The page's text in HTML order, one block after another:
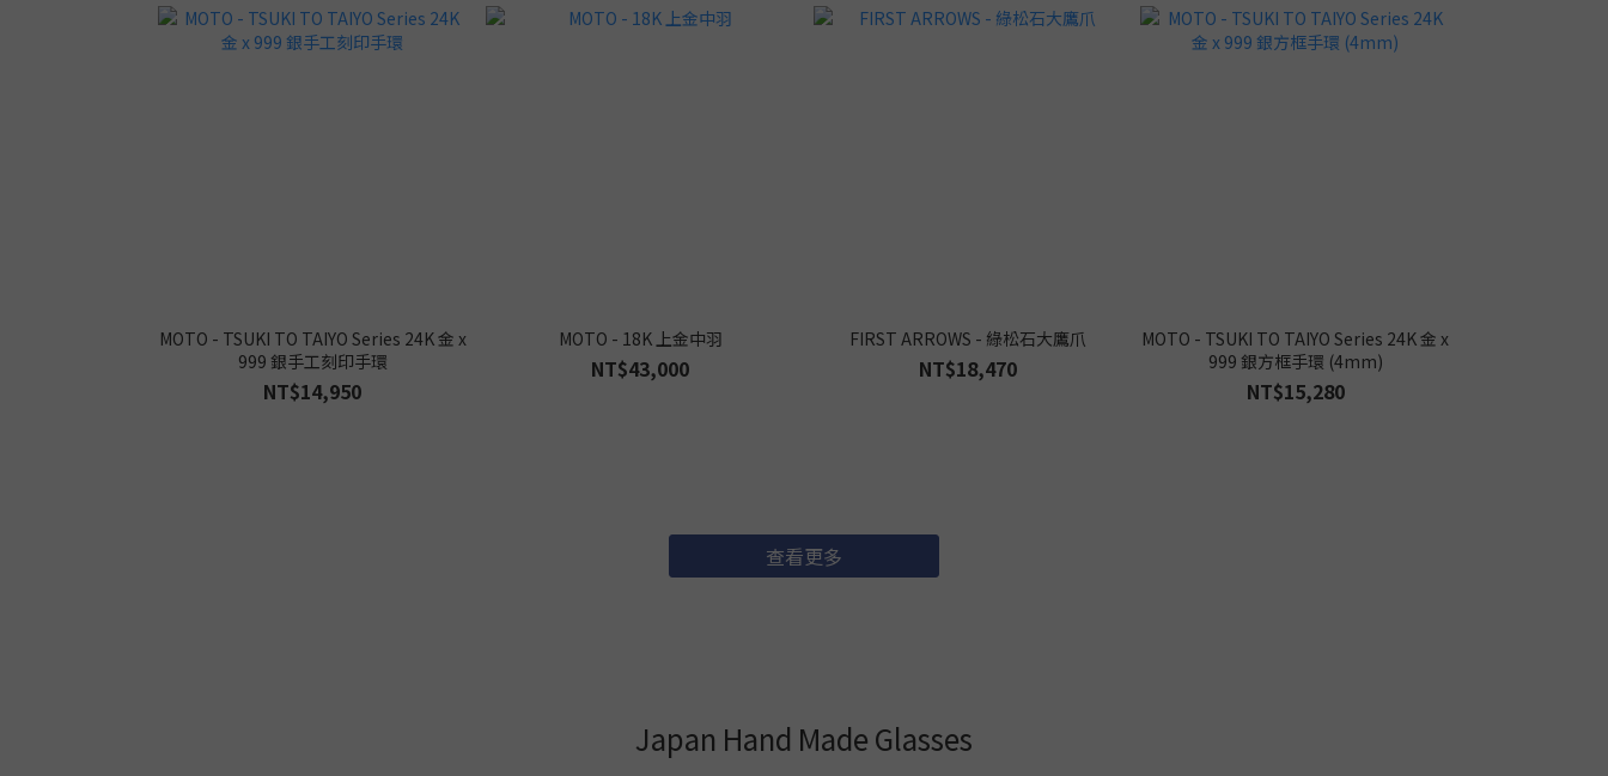
MOTO - TSUKI TO TAIYO Series 24K 金 x
999 銀手工刻印手環
NT$14,950
MOTO - 18K 上金中羽
NT$43,000
FIRST ARROWS - 綠松石大鷹爪
NT$18,470
MOTO - TSUKI TO TAIYO Series 24K 金 x
999 銀方框手環 (4mm)
NT$15,280
查看更多
Japan Hand Made Glasses